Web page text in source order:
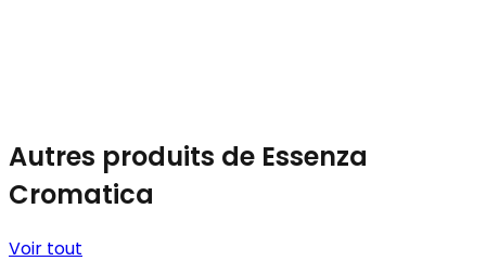
Autres produits de Essenza
Cromatica
Voir tout